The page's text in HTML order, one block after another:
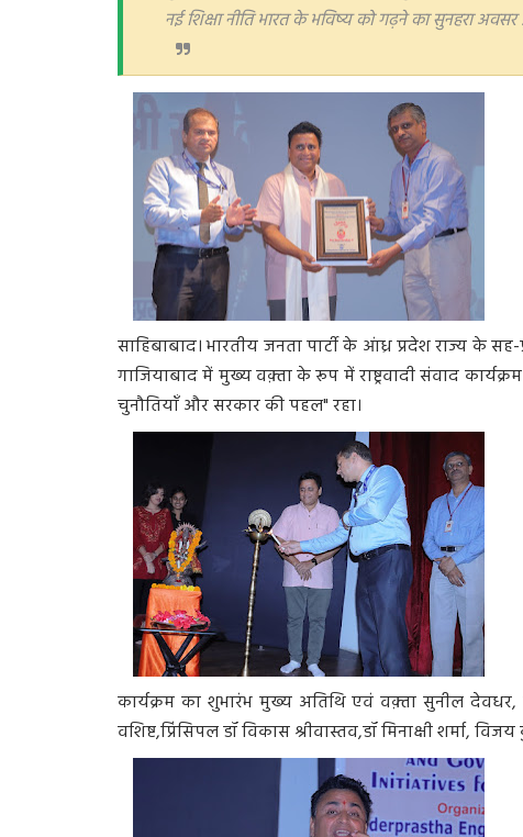
नई शिक्षा नीति भारत के भविष्य को गढ़ने का सुनहरा
साहिबाबाद। भारतीय जनता पार्टी के आंध्र प्रदेश राज्य के
गाजियाबाद में मुख्य वक़्ता के रूप में राष्ट्रवादी संवाद
चुनौतियाँ और सरकार की पहल" रहा।
कार्यक्रम का शुभारंभ मुख्य अतिथि एवं वक़्ता सुनील
वशिष्ट,प्रिंसिपल डॉ विकास श्रीवास्तव,डॉ मिनाक्षी शर्मा,